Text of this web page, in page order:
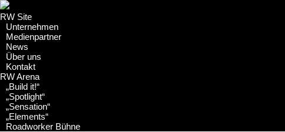
RW Site
Unternehmen
Medienpartner
News
Über uns
Kontakt
RW Arena
„Build it!“
„Spotlight“
„Sensation“
„Elements“
Roadworker Bühne